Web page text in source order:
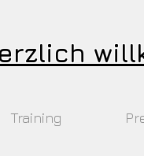
Training